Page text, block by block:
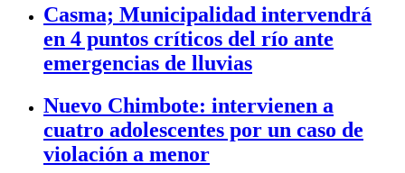
Casma; Municipalidad intervendrá
en 4 puntos críticos del río ante
emergencias de lluvias
Nuevo Chimbote: intervienen a
cuatro adolescentes por un caso de
violación a menor